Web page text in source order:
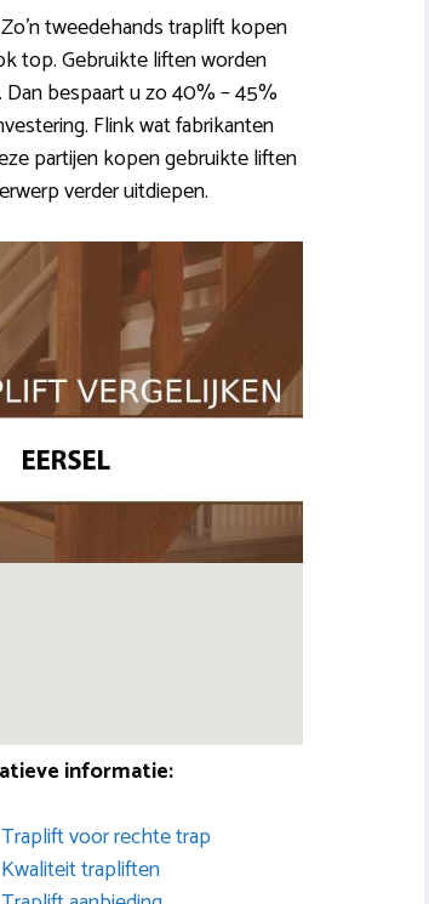
tweedehands traplift kopen
top. Gebruikte liften worden
bespaart u zo 40% – 45%
Flink wat fabrikanten
partijen kopen gebruikte liften
verder uitdiepen.
informatie:
Traplift voor rechte trap
Kwaliteit trapliften